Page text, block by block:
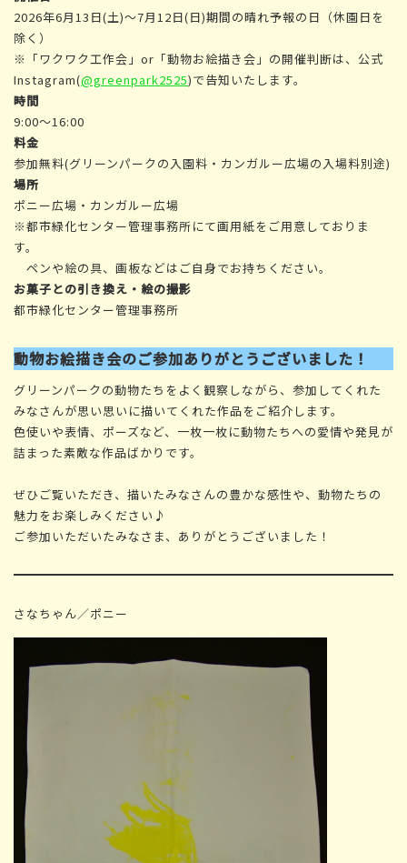
2026年6月13日(土)～7月12日(日)期間の晴れ予報の日（休園日を
除く）
※「ワクワク工作会」or「動物お絵描き会」の開催判断は、公式
Instagram(@greenpark2525)で告知いたします。
時間
9:00〜16:00
料金
参加無料(グリーンパークの入園料・カンガルー広場の入場料別途)
場所
ポニー広場・カンガルー広場
※都市緑化センター管理事務所にて画用紙をご用意しておりま
す。
ペンや絵の具、画板などはご自身でお持ちください。
お菓子との引き換え・絵の撮影
都市緑化センター管理事務所
動物お絵描き会のご参加ありがとうございました！
グリーンパークの動物たちをよく観察しながら、参加してくれた
みなさんが思い思いに描いてくれた作品をご紹介します。
色使いや表情、ポーズなど、一枚一枚に動物たちへの愛情や発見が
詰まった素敵な作品ばかりです。
ぜひご覧いただき、描いたみなさんの豊かな感性や、動物たちの
魅力をお楽しみください♪
ご参加いただいたみなさま、ありがとうございました！
さなちゃん／ポニー